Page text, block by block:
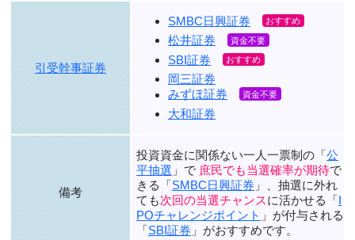
引受幹事証券
SMBC日興証券
松井証券
SBI証券
岡三証券
みずほ証券
大和証券
備考
投資資金に関係ない一人一票制の「公
平抽選 」で 庶民でも当選確率が期待で
きる「SMBC日興証券 」、抽選に外れ
ても次回の当選チャンスに活かせる「I
POチャレンジポイント 」が付与される
「SBI証券 」がおすすめです。